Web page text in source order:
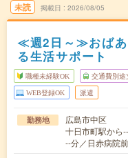
未読 掲載日 2026/08/05
≪週2日～≫おばあ
る生活サポート
職種未経験OK 交通費別途
WEB登録OK 派遣
勤務地
広島市中区
十日市町駅から
--分／日赤病院